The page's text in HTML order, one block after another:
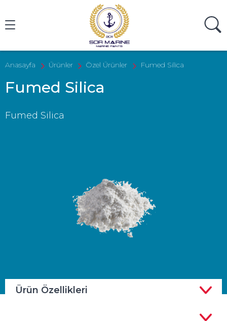
Anasayfa Ürünler Özel Ürünler Fumed Silica
Fumed Silica
Fumed Silica
Ürün Özellikleri